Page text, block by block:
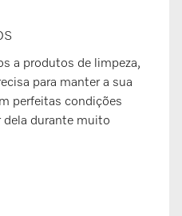
a produtos de limpeza,
para manter a sua
perfeitas condições
dela durante muito